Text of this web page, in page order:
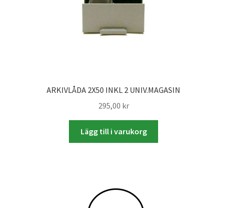
Almanacka / Kalender
ARKIVLÅDA 2X50 INKL 2 UNIV.MAGASIN
295,00 kr
Lägg till i varukorg